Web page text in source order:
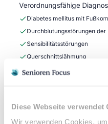
Diese Webseite verwendet
Wir verwenden Cookies,
Verordnungsfähige
Diabetes mellitus mit
Durchblutungsstörungen der
Sensibilitätsstörungen
Querschnittslähmung
•Befreiung bei chronischen
• Privatleistungen nach